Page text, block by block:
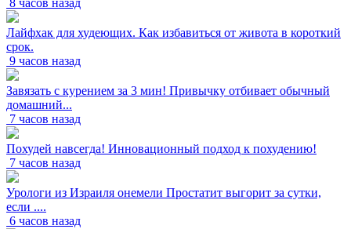
8 часов назад
Лайфхак для худеющих. Как избавиться от живота в короткий
срок.
9 часов назад
Завязать с курением за 3 мин! Привычку отбивает обычный
домашний...
7 часов назад
Похудей навсегда! Инновационный подход к похудению!
7 часов назад
Урологи из Израиля онемели Простатит выгорит за сутки,
если ....
6 часов назад